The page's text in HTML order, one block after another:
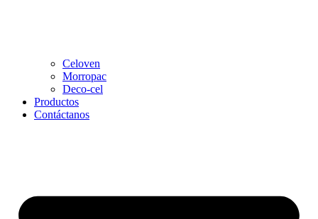
Celoven
Morropac
Deco-cel
Productos
Contáctanos